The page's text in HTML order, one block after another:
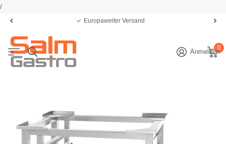
/
Europaweiter Versand
Anmelden0